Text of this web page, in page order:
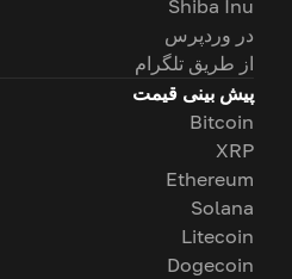
Shiba Inu
در وردپرس
از طریق تلگرام
پیش بینی قیمت
Bitcoin
XRP
Ethereum
Solana
Litecoin
Dogecoin